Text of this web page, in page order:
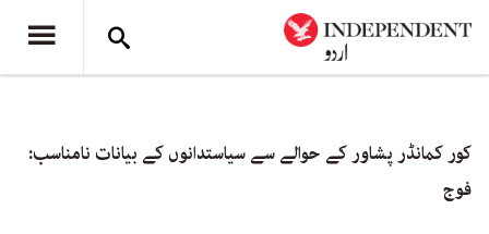
کور کمانڈر پشاور کے حوالے سے سیاستدانوں کے بیانات نامناسب:
فوج